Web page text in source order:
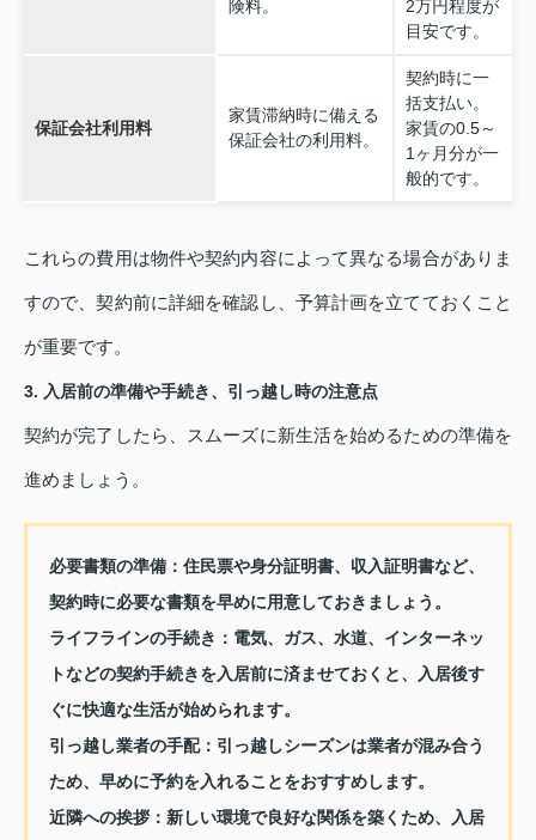
険料。
2万円程度が
目安です。
保証会社利用料
家賃滞納時に備える
保証会社の利用料。
契約時に一
括支払い。
家賃の0.5～
1ヶ月分が一
般的です。
これらの費用は物件や契約内容によって異なる場合がありま
すので、契約前に詳細を確認し、予算計画を立てておくこと
が重要です。
3. 入居前の準備や手続き、引っ越し時の注意点
契約が完了したら、スムーズに新生活を始めるための準備を
進めましょう。
必要書類の準備： 住民票や身分証明書、収入証明書など、
契約時に必要な書類を早めに用意しておきましょう。
ライフラインの手続き： 電気、ガス、水道、インターネッ
トなどの契約手続きを入居前に済ませておくと、入居後す
ぐに快適な生活が始められます。
引っ越し業者の手配： 引っ越しシーズンは業者が混み合う
ため、早めに予約を入れることをおすすめします。
近隣への挨拶： 新しい環境で良好な関係を築くため、入居